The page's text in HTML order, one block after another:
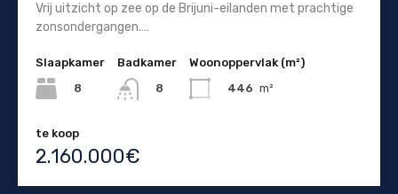
Vrij uitzicht op zee op de Brijuni-eilanden met prachtige
zonsondergangen.…
Slaapkamer
8
Badkamer
8
Woonoppervlak (m²)
446 m²
te koop
2.160.000€